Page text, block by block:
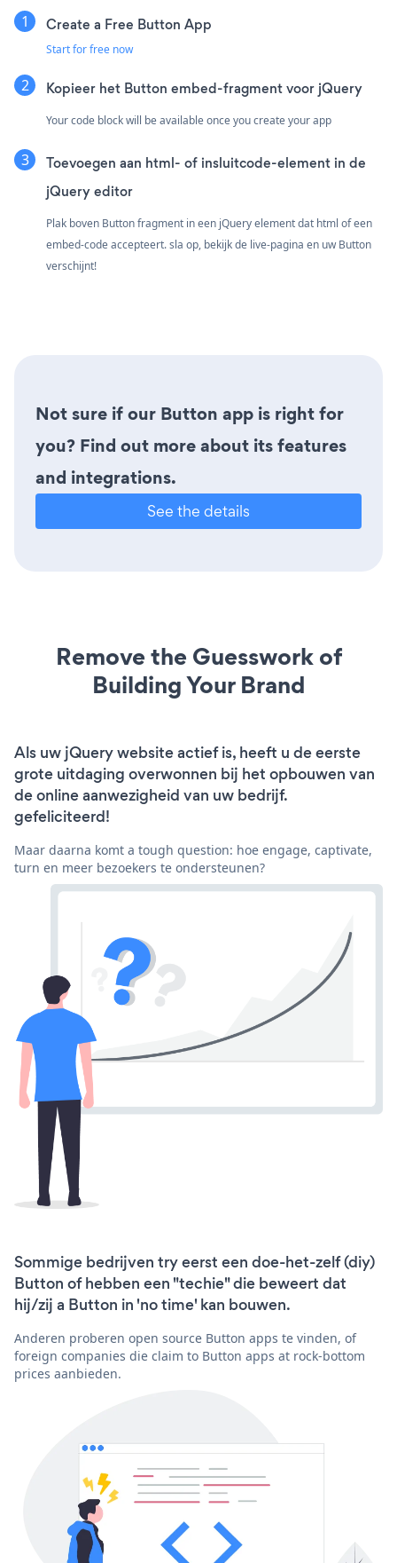
Create a Free Button App
Start for free now
Kopieer het Button embed-fragment voor jQuery
Your code block will be available once you create your app
Toevoegen aan html- of insluitcode-element in de
jQuery editor
Plak boven Button fragment in een jQuery element dat html of een
embed-code accepteert. sla op, bekijk de live-pagina en uw Button
verschijnt!
Not sure if our Button app is right for
you? Find out more about its features
and integrations.
See the details
Remove the Guesswork of
Building Your Brand
Als uw jQuery website actief is, heeft u de eerste
grote uitdaging overwonnen bij het opbouwen van
de online aanwezigheid van uw bedrijf.
gefeliciteerd!
Maar daarna komt a tough question: hoe engage, captivate,
turn en meer bezoekers te ondersteunen?
Sommige bedrijven try eerst een doe-het-zelf (diy)
Button of hebben een "techie" die beweert dat
hij/zij a Button in 'no time' kan bouwen.
Anderen proberen open source Button apps te vinden, of
foreign companies die claim to Button apps at rock-bottom
prices aanbieden.